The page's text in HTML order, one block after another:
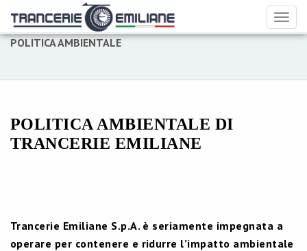
POLITICA AMBIENTALE
POLITICA AMBIENTALE DI
TRANCERIE EMILIANE
Trancerie Emiliane S.p.A. è seriamente impegnata a
operare per contenere e ridurre l’impatto ambientale